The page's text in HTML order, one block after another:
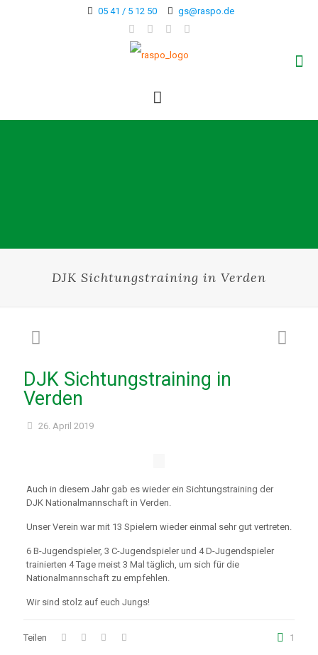
05 41 / 5 12 50 gs@raspo.de
DJK Sichtungstraining in Verden
DJK Sichtungstraining in
Verden
26. April 2019
Auch in diesem Jahr gab es wieder ein Sichtungstraining der
DJK Nationalmannschaft in Verden.
Unser Verein war mit 13 Spielern wieder einmal sehr gut vertreten.
6 B-Jugendspieler, 3 C-Jugendspieler und 4 D-Jugendspieler
trainierten 4 Tage meist 3 Mal täglich, um sich für die
Nationalmannschaft zu empfehlen.
Wir sind stolz auf euch Jungs!
Teilen 1